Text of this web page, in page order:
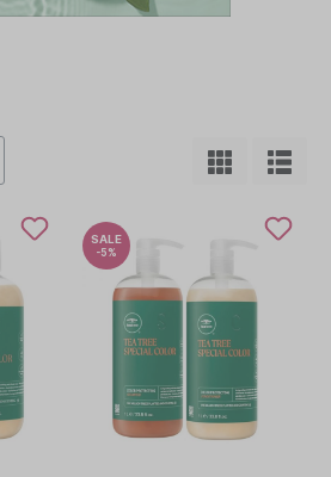
SALE
-5%